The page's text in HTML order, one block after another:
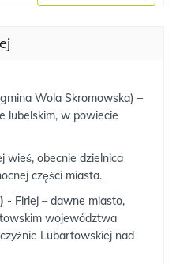
Wola Skromowska) –
lubelskim, w powiecie
wieś, obecnie dzielnica
części miasta.
- Firlej – dawne miasto,
województwa
Lubartowskiej nad